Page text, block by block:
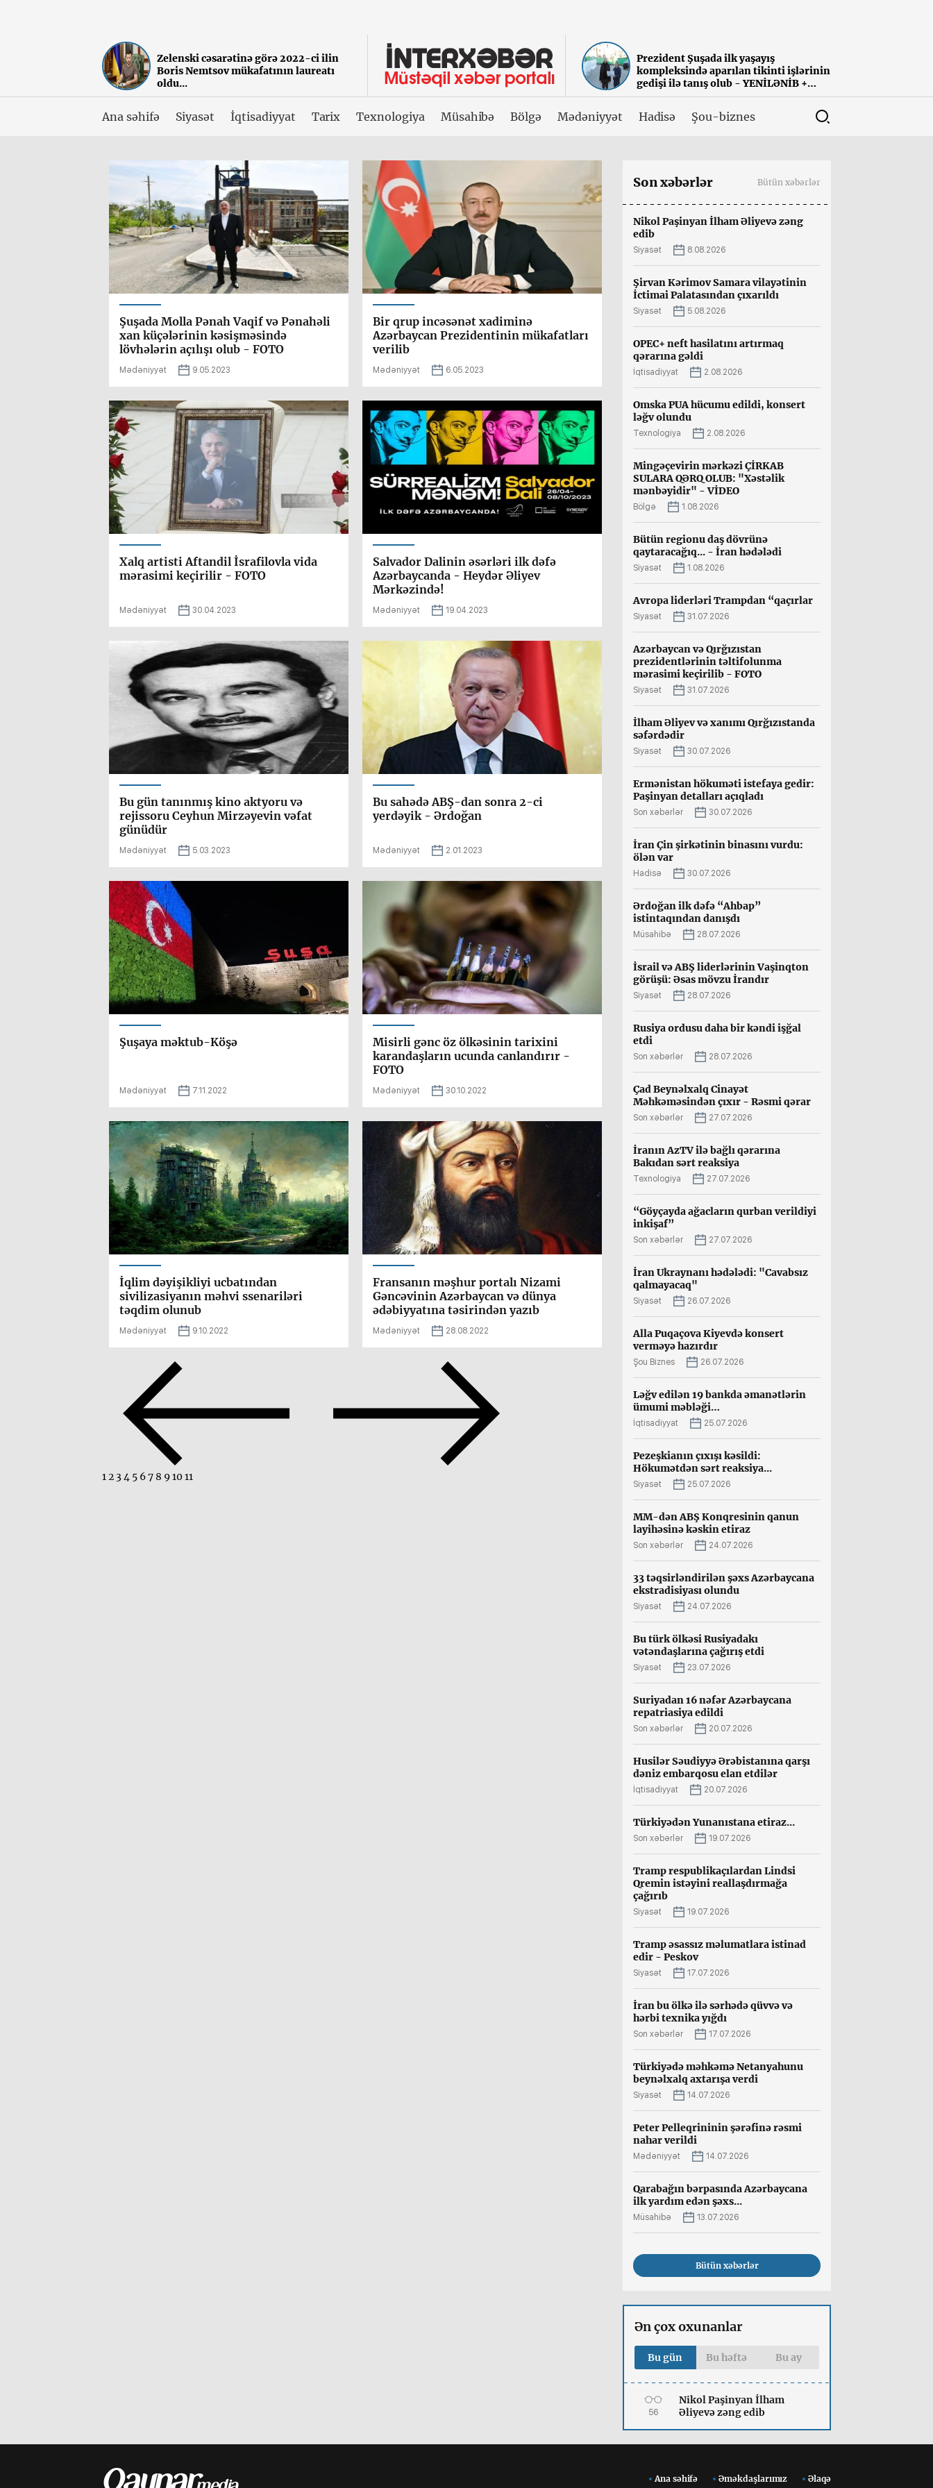
Zelenski cəsarətinə görə 2022-ci ilin
Boris Nemtsov mükafatının laureatı
oldu...
Prezident Şuşada ilk yaşayış
kompleksində aparılan tikinti işlərinin
gedişi ilə tanış olub - YENİLƏNİB +
FOTO
Ana səhifə Siyasət İqtisadiyyat Tarix Texnologiya Müsahibə Bölgə Mədəniyyət Hadisə Şou-biznes
Şuşada Molla Pənah Vaqif və Pənahəli
xan küçələrinin kəsişməsində
lövhələrin açılışı olub - FOTO
Mədəniyyət 9.05.2023
Bir qrup incəsənət xadiminə
Azərbaycan Prezidentinin mükafatları
verilib
Mədəniyyət 6.05.2023
Xalq artisti Aftandil İsrafilovla vida
mərasimi keçirilir - FOTO
Mədəniyyət 30.04.2023
Salvador Dalinin əsərləri ilk dəfə
Azərbaycanda - Heydər Əliyev
Mərkəzində!
Mədəniyyət 19.04.2023
Bu gün tanınmış kino aktyoru və
rejissoru Ceyhun Mirzəyevin vəfat
günüdür
Mədəniyyət 5.03.2023
Bu sahədə ABŞ-dan sonra 2-ci
yerdəyik - Ərdoğan
Mədəniyyət 2.01.2023
Şuşaya məktub-Köşə
Mədəniyyət 7.11.2022
Misirli gənc öz ölkəsinin tarixini
karandaşların ucunda canlandırır -
FOTO
Mədəniyyət 30.10.2022
İqlim dəyişikliyi ucbatından
sivilizasiyanın məhvi ssenariləri
təqdim olunub
Mədəniyyət 9.10.2022
Fransanın məşhur portalı Nizami
Gəncəvinin Azərbaycan və dünya
ədəbiyyatına təsirindən yazıb
Mədəniyyət 28.08.2022
12 34 5 67 8 91011
Son xəbərlər Bütün xəbərlər
Nikol Paşinyan İlham Əliyevə zəng
edib
Siyasət 8.08.2026
Şirvan Kərimov Samara vilayətinin
İctimai Palatasından çıxarıldı
Siyasət 5.08.2026
OPEC+ neft hasilatını artırmaq
qərarına gəldi
İqtisadiyyat 2.08.2026
Omska PUA hücumu edildi, konsert
ləğv olundu
Texnologiya 2.08.2026
Mingəçevirin mərkəzi ÇİRKAB
SULARA QƏRQ OLUB: "Xəstəlik
mənbəyidir" - VİDEO
Bölgə 1.08.2026
Bütün regionu daş dövrünə
qaytaracağıq... - İran hədələdi
Siyasət 1.08.2026
Avropa liderləri Trampdan “qaçırlar
Siyasət 31.07.2026
Azərbaycan və Qırğızıstan
prezidentlərinin təltifolunma
mərasimi keçirilib - FOTO
Siyasət 31.07.2026
İlham Əliyev və xanımı Qırğızıstanda
səfərdədir
Siyasət 30.07.2026
Ermənistan hökuməti istefaya gedir:
Paşinyan detalları açıqladı
Son xəbərlər 30.07.2026
İran Çin şirkətinin binasını vurdu:
ölən var
Hadisə 30.07.2026
Ərdoğan ilk dəfə “Ahbap”
istintaqından danışdı
Müsahibə 28.07.2026
İsrail və ABŞ liderlərinin Vaşinqton
görüşü: Əsas mövzu İrandır
Siyasət 28.07.2026
Rusiya ordusu daha bir kəndi işğal
etdi
Son xəbərlər 28.07.2026
Çad Beynəlxalq Cinayət
Məhkəməsindən çıxır - Rəsmi qərar
Son xəbərlər 27.07.2026
İranın AzTV ilə bağlı qərarına
Bakıdan sərt reaksiya
Texnologiya 27.07.2026
“Göyçayda ağacların qurban verildiyi
inkişaf”
Son xəbərlər 27.07.2026
İran Ukraynanı hədələdi: "Cavabsız
qalmayacaq"
Siyasət 26.07.2026
Alla Puqaçova Kiyevdə konsert
verməyə hazırdır
Şou Biznes 26.07.2026
Ləğv edilən 19 bankda əmanətlərin
ümumi məbləği…
İqtisadiyyat 25.07.2026
Pezeşkianın çıxışı kəsildi:
Hökumətdən sərt reaksiya...
Siyasət 25.07.2026
MM-dən ABŞ Konqresinin qanun
layihəsinə kəskin etiraz
Son xəbərlər 24.07.2026
33 təqsirləndirilən şəxs Azərbaycana
ekstradisiyası olundu
Siyasət 24.07.2026
Bu türk ölkəsi Rusiyadakı
vətəndaşlarına çağırış etdi
Siyasət 23.07.2026
Suriyadan 16 nəfər Azərbaycana
repatriasiya edildi
Son xəbərlər 20.07.2026
Husilər Səudiyyə Ərəbistanına qarşı
dəniz embarqosu elan etdilər
İqtisadiyyat 20.07.2026
Türkiyədən Yunanıstana etiraz...
Son xəbərlər 19.07.2026
Tramp respublikaçılardan Lindsi
Qremin istəyini reallaşdırmağa
çağırıb
Siyasət 19.07.2026
Tramp əsassız məlumatlara istinad
edir - Peskov
Siyasət 17.07.2026
İran bu ölkə ilə sərhədə qüvvə və
hərbi texnika yığdı
Son xəbərlər 17.07.2026
Türkiyədə məhkəmə Netanyahunu
beynəlxalq axtarışa verdi
Siyasət 14.07.2026
Peter Pelleqrininin şərəfinə rəsmi
nahar verildi
Mədəniyyət 14.07.2026
Qarabağın bərpasında Azərbaycana
ilk yardım edən şəxs...
Müsahibə 13.07.2026
Bütün xəbərlər
Ən çox oxunanlar
Bu gün Bu həftə Bu ay
56
Nikol Paşinyan İlham
Əliyevə zəng edib
Ana səhifə Əməkdaşlarımız Əlaqə